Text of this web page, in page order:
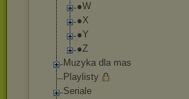
●W
●X
●Y
●Z
Muzyka dla mas
Playlisty
Seriale